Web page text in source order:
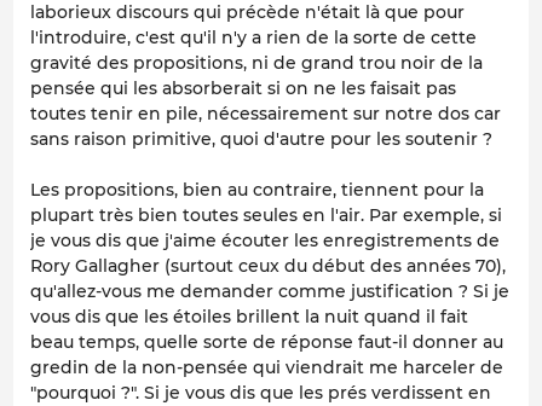
laborieux discours qui précède n'était là que pour
l'introduire, c'est qu'il n'y a rien de la sorte de cette
gravité des propositions, ni de grand trou noir de la
pensée qui les absorberait si on ne les faisait pas
toutes tenir en pile, nécessairement sur notre dos car
sans raison primitive, quoi d'autre pour les soutenir ?
Les propositions, bien au contraire, tiennent pour la
plupart très bien toutes seules en l'air. Par exemple, si
je vous dis que j'aime écouter les enregistrements de
Rory Gallagher (surtout ceux du début des années 70),
qu'allez-vous me demander comme justification ? Si je
vous dis que les étoiles brillent la nuit quand il fait
beau temps, quelle sorte de réponse faut-il donner au
gredin de la non-pensée qui viendrait me harceler de
"pourquoi ?". Si je vous dis que les prés verdissent en